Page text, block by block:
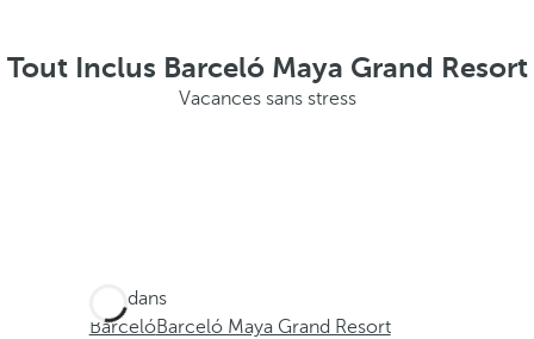
Tout Inclus Barceló Maya Grand Resort
Vacances sans stress
Ces dans
BarcelóBarceló Maya Grand Resort